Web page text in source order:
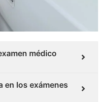
médico
en los exámenes